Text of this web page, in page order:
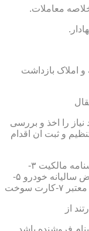
و املاک بازداشت
نیاز را اخذ و بررسی
و ثبت ان اقدام
۱-مدارک مالکیت ۲-تائیدیه نقل وانتقال وشناسنامه مالکیت ۳-
مدارک هویتی وشخصی ونظام وظیفه ۴-عوارض سالیانه خودرو ۵-